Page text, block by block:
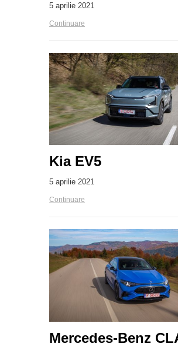
5 aprilie 2021
Continuare
Kia EV5
5 aprilie 2021
Continuare
Mercedes-Benz